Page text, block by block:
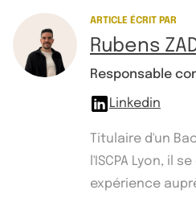
ARTICLE ÉCRIT PAR
Rubens
Responsable
Linkedin
Titulaire d'un
l'ISCPA Lyon, il
expérience